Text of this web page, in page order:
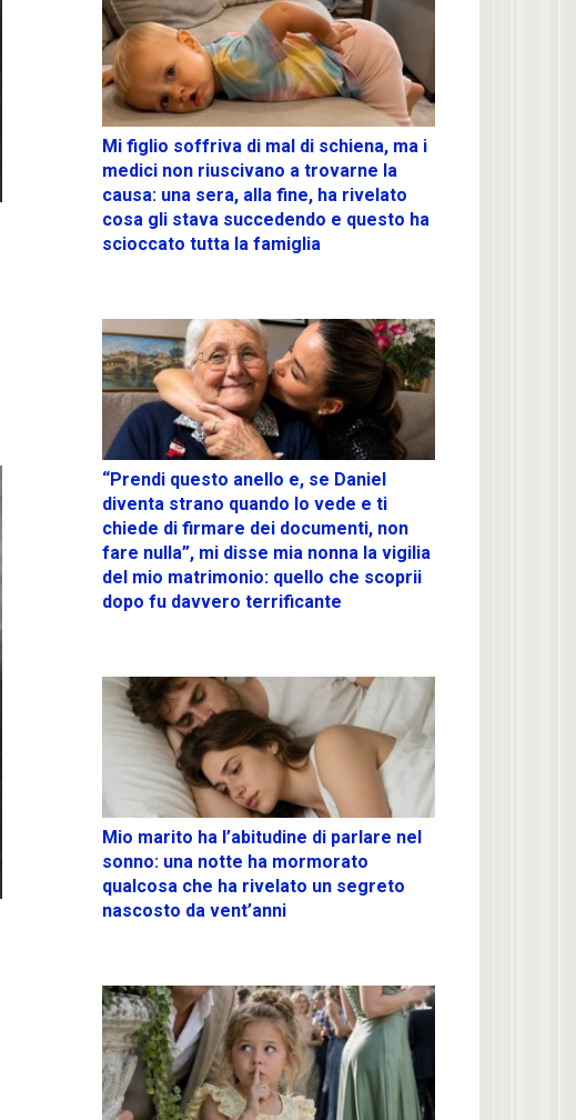
Mi figlio soffriva di mal di schiena, ma i
medici non riuscivano a trovarne la
causa: una sera, alla fine, ha rivelato
cosa gli stava succedendo e questo ha
scioccato tutta la famiglia
“Prendi questo anello e, se Daniel
diventa strano quando lo vede e ti
chiede di firmare dei documenti, non
fare nulla”, mi disse mia nonna la vigilia
del mio matrimonio: quello che scoprii
dopo fu davvero terrificante
Mio marito ha l’abitudine di parlare nel
sonno: una notte ha mormorato
qualcosa che ha rivelato un segreto
nascosto da vent’anni